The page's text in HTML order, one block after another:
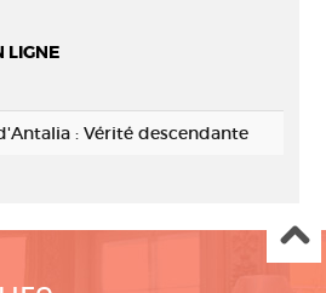
LIGNE
: Vérité descendante